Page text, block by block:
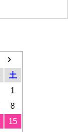
土
1
8
15